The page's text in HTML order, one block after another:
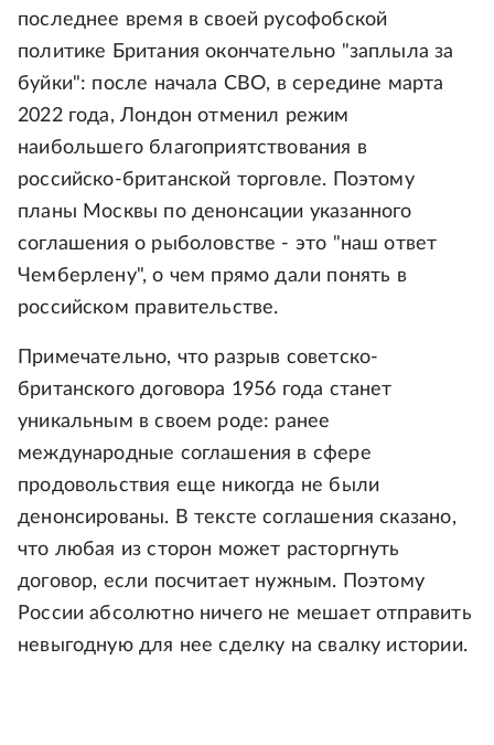
последнее время в своей русофобской
политике Британия окончательно "заплыла за
буйки": после начала СВО, в середине марта
2022 года, Лондон отменил режим
наибольшего благоприятствования в
российско-британской торговле. Поэтому
планы Москвы по денонсации указанного
соглашения о рыболовстве - это "наш ответ
Чемберлену", о чем прямо дали понять в
российском правительстве.
Примечательно, что разрыв советско-
британского договора 1956 года станет
уникальным в своем роде: ранее
международные соглашения в сфере
продовольствия еще никогда не были
денонсированы. В тексте соглашения сказано,
что любая из сторон может расторгнуть
договор, если посчитает нужным. Поэтому
России абсолютно ничего не мешает отправить
невыгодную для нее сделку на свалку истории.